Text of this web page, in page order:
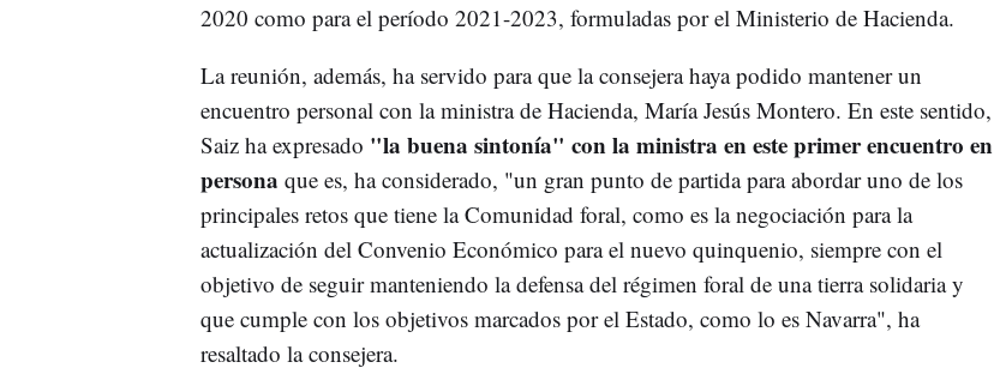
2020 como para el período 2021-2023, formuladas por el Ministerio de Hacienda.
La reunión, además, ha servido para que la consejera haya podido mantener un
encuentro personal con la ministra de Hacienda, María Jesús Montero. En este sentido,
Saiz ha expresado "la buena sintonía" con la ministra en este primer encuentro en
persona que es, ha considerado, "un gran punto de partida para abordar uno de los
principales retos que tiene la Comunidad foral, como es la negociación para la
actualización del Convenio Económico para el nuevo quinquenio, siempre con el
objetivo de seguir manteniendo la defensa del régimen foral de una tierra solidaria y
que cumple con los objetivos marcados por el Estado, como lo es Navarra", ha
resaltado la consejera.